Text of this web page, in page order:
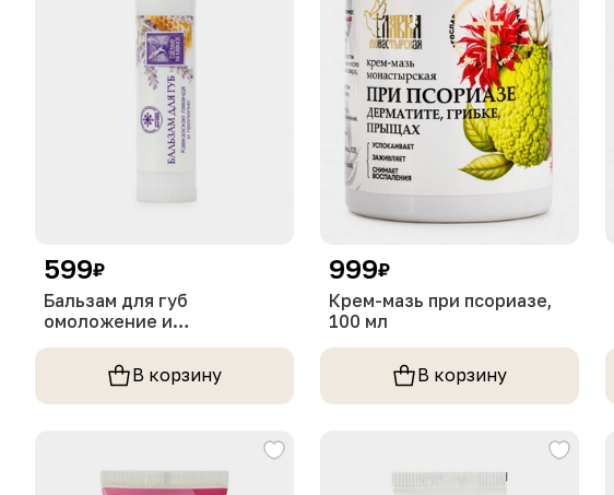
599₽
Бальзам для губ
омоложение и
В корзину
999₽
Крем-мазь при псориазе,
100 мл
В корзину